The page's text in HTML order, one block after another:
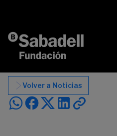
Volver a Noticias